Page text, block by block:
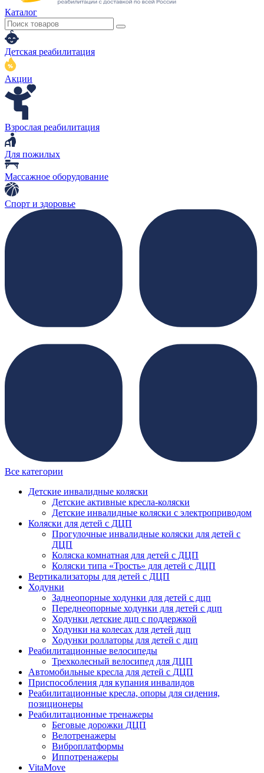
Каталог
Детская реабилитация
Акции
Взрослая реабилитация
Для пожилых
Массажное оборудование
Спорт и здоровье
Все категории
Детские инвалидные коляски
Детские активные кресла-коляски
Детские инвалидные коляски с электроприводом
Коляски для детей с ДЦП
Прогулочные инвалидные коляски для детей с
ДЦП
Коляска комнатная для детей с ДЦП
Коляски типа «Трость» для детей с ДЦП
Вертикализаторы для детей с ДЦП
Ходунки
Заднеопорные ходунки для детей с дцп
Переднеопорные ходунки для детей с дцп
Ходунки детские дцп с поддержкой
Ходунки на колесах для детей дцп
Ходунки роллаторы для детей с дцп
Реабилитационные велосипеды
Трехколесный велосипед для ДЦП
Автомобильные кресла для детей с ДЦП
Приспособления для купания инвалидов
Реабилитационные кресла, опоры для сидения,
позиционеры
Реабилитационные тренажеры
Беговые дорожки ДЦП
Велотренажеры
Виброплатформы
Иппотренажеры
VitaMove